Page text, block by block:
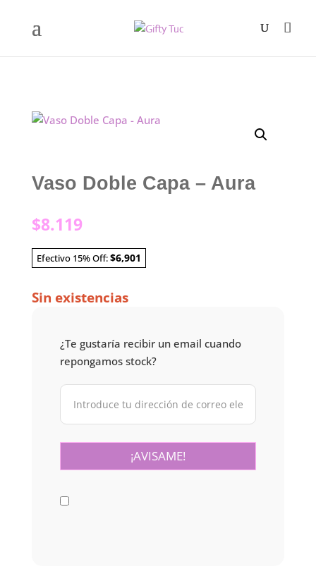
Vaso Doble Capa – Aura
$8.119
Efectivo 15% Off:$6,901
Sin existencias
¿Te gustaría recibir un email cuando
repongamos stock?